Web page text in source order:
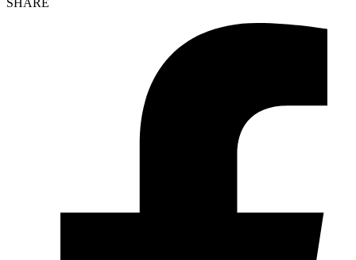
SHARE